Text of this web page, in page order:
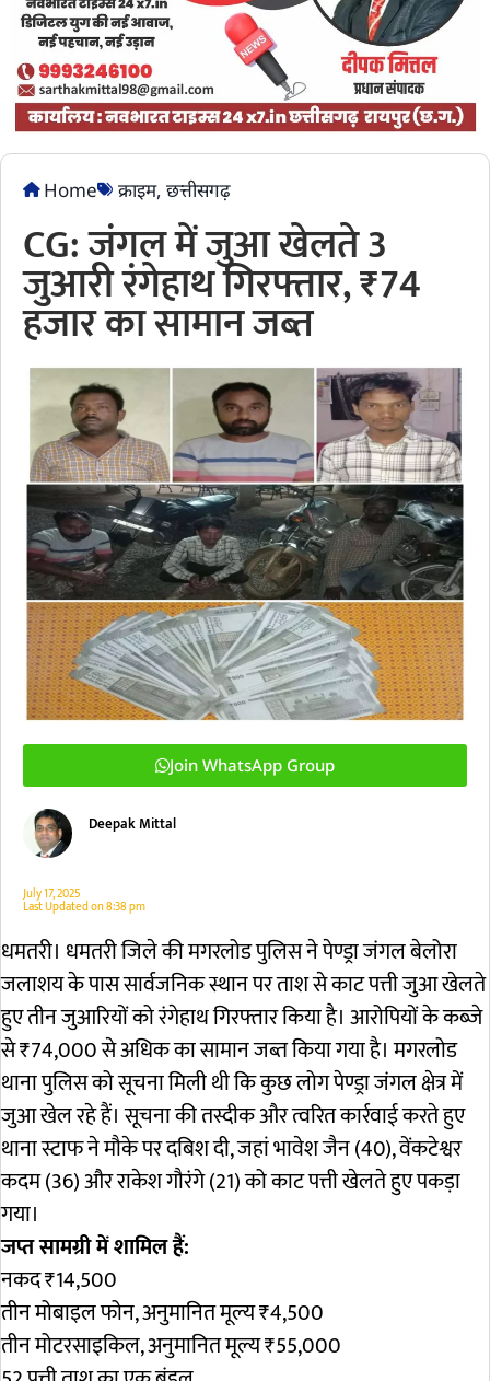
Home क्राइम, छत्तीसगढ़
CG: जंगल में जुआ खेलते 3
जुआरी रंगेहाथ गिरफ्तार, ₹74
हजार का सामान जब्त
Join WhatsApp Group
Deepak Mittal
July 17, 2025
Last Updated on8:38 pm
धमतरी। धमतरी जिले की मगरलोड पुलिस ने पेण्ड्रा जंगल बेलोरा
जलाशय के पास सार्वजनिक स्थान पर ताश से काट पत्ती जुआ खेलते
हुए तीन जुआरियों को रंगेहाथ गिरफ्तार किया है। आरोपियों के कब्जे
से ₹74,000 से अधिक का सामान जब्त किया गया है। मगरलोड
थाना पुलिस को सूचना मिली थी कि कुछ लोग पेण्ड्रा जंगल क्षेत्र में
जुआ खेल रहे हैं। सूचना की तस्दीक और त्वरित कार्रवाई करते हुए
थाना स्टाफ ने मौके पर दबिश दी, जहां भावेश जैन (40), वेंकटेश्वर
कदम (36) और राकेश गौरंगे (21) को काट पत्ती खेलते हुए पकड़ा
गया।
जप्त सामग्री में शामिल हैं:
नकद ₹14,500
तीन मोबाइल फोन, अनुमानित मूल्य ₹4,500
तीन मोटरसाइकिल, अनुमानित मूल्य ₹55,000